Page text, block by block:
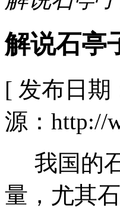
解说石亭
[ 发布日期
源：http://
我国的
量，尤其